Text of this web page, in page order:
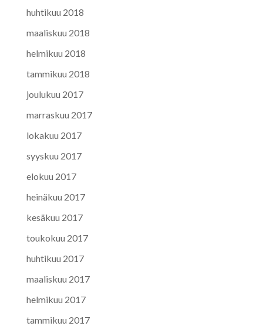
huhtikuu 2018
maaliskuu 2018
helmikuu 2018
tammikuu 2018
joulukuu 2017
marraskuu 2017
lokakuu 2017
syyskuu 2017
elokuu 2017
heinäkuu 2017
kesäkuu 2017
toukokuu 2017
huhtikuu 2017
maaliskuu 2017
helmikuu 2017
tammikuu 2017